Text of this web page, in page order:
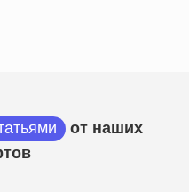
от наших